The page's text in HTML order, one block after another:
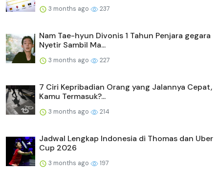
3 months ago 237
Nam Tae-hyun Divonis 1 Tahun Penjara gegara
Nyetir Sambil Ma...
3 months ago 227
7 Ciri Kepribadian Orang yang Jalannya Cepat,
Kamu Termasuk?...
3 months ago 214
Jadwal Lengkap Indonesia di Thomas dan Uber
Cup 2026
3 months ago 197